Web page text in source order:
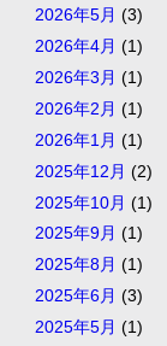
2026年5月 (3)
2026年4月 (1)
2026年3月 (1)
2026年2月 (1)
2026年1月 (1)
2025年12月 (2)
2025年10月 (1)
2025年9月 (1)
2025年8月 (1)
2025年6月 (3)
2025年5月 (1)